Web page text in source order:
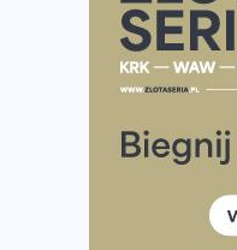
Już w tę sobotę 35.
Wystartuje rekordowa
35. Bieg Powstania
Ile razy w tygodniu
często biegać, żeby
Już w ten weekend!